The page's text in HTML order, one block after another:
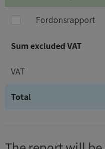
Fordonsrapport
Sum excluded VAT
VAT
Total